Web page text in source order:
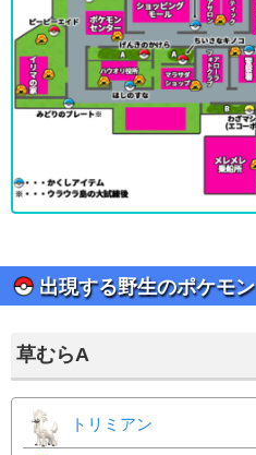
出現する野生のポケモン
草むらA
トリミアン